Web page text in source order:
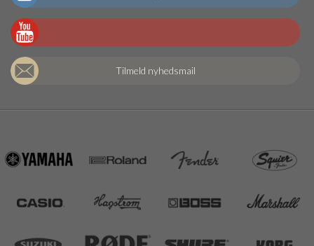
Tilmeld nyhedsmail